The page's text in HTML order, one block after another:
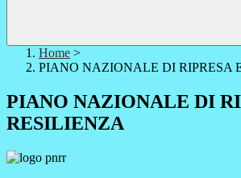
Home >
PIANO NAZIONALE DI RIPRESA
PIANO NAZIONALE DI
RESILIENZA